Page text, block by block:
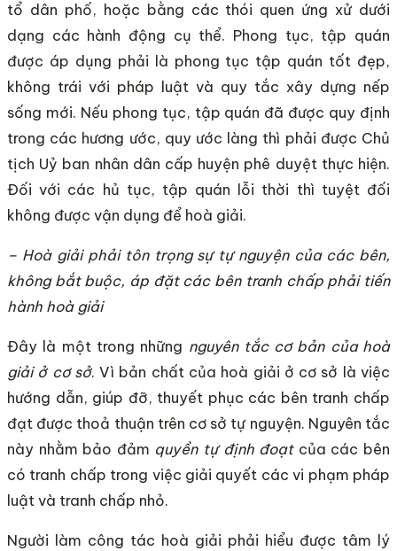
tổ dân phố, hoặc bằng các thói quen ứng xử dưới
dạng các hành động cụ thể. Phong tục, tập quán
được áp dụng phải là phong tục tập quán tốt đẹp,
không trái với pháp luật và quy tắc xây dựng nếp
sống mới. Nếu phong tục, tập quán đã được quy định
trong các hương ước, quy ước làng thì phải được Chủ
tịch Uỷ ban nhân dân cấp huyện phê duyệt thực hiện.
Đối với các hủ tục, tập quán lỗi thời thì tuyệt đối
không được vận dụng để hoà giải.
– Hoà giải phải tôn trọng sự tự nguyện của các bên,
không bắt buộc, áp đặt các bên tranh chấp phải tiến
hành hoà giải
Đây là một trong những nguyên tắc cơ bản của hoà
giải ở cơ sở. Vì bản chất của hoà giải ở cơ sở là việc
hướng dẫn, giúp đỡ, thuyết phục các bên tranh chấp
đạt được thoả thuận trên cơ sở tự nguyện. Nguyên tắc
này nhằm bảo đảm quyền tự định đoạtcủa các bên
có tranh chấp trong việc giải quyết các vi phạm pháp
luật và tranh chấp nhỏ.
Người làm công tác hoà giải phải hiểu được tâm lý